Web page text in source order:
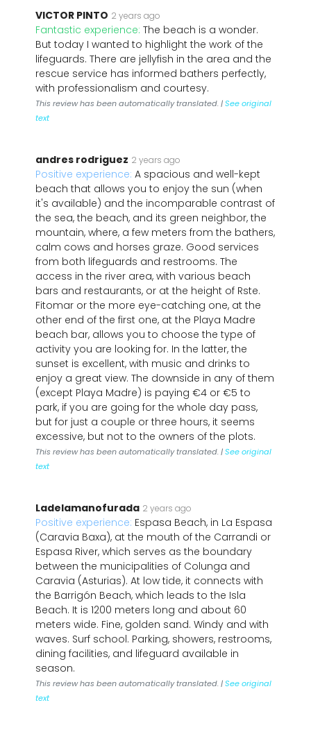
VICTOR PINTO 2 years ago
Fantastic experience: The beach is a wonder.
But today I wanted to highlight the work of the
lifeguards. There are jellyfish in the area and the
rescue service has informed bathers perfectly,
with professionalism and courtesy.
This review has been automatically translated. |See original
text
andres rodriguez 2 years ago
Positive experience: A spacious and well-kept
beach that allows you to enjoy the sun (when
it's available) and the incomparable contrast of
the sea, the beach, and its green neighbor, the
mountain, where, a few meters from the bathers,
calm cows and horses graze. Good services
from both lifeguards and restrooms. The
access in the river area, with various beach
bars and restaurants, or at the height of Rste.
Fitomar or the more eye-catching one, at the
other end of the first one, at the Playa Madre
beach bar, allows you to choose the type of
activity you are looking for. In the latter, the
sunset is excellent, with music and drinks to
enjoy a great view. The downside in any of them
(except Playa Madre) is paying €4 or €5 to
park, if you are going for the whole day pass,
but for just a couple or three hours, it seems
excessive, but not to the owners of the plots.
This review has been automatically translated. |See original
text
Ladelamanofurada 2 years ago
Positive experience: Espasa Beach, in La Espasa
(Caravia Baxa), at the mouth of the Carrandi or
Espasa River, which serves as the boundary
between the municipalities of Colunga and
Caravia (Asturias). At low tide, it connects with
the Barrigón Beach, which leads to the Isla
Beach. It is 1200 meters long and about 60
meters wide. Fine, golden sand. Windy and with
waves. Surf school. Parking, showers, restrooms,
dining facilities, and lifeguard available in
season.
This review has been automatically translated. |See original
text